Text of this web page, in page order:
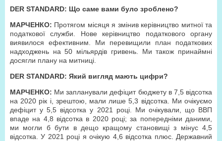
DER STANDARD: Що саме вами було зроблено?
МАРЧЕНКО: Протягом місяця я змінив керівництво митної та
податкової служби. Нове керівництво податкового органу
виявилося ефективним. Ми перевищили план податкових
надходжень на 50 мільярдів гривень. Ми також принаймні
досягли плану на митниці.
DER STANDARD: Який вигляд мають цифри?
МАРЧЕНКО: Ми запланували дефіцит бюджету в 7,5 відсотка
на 2020 рік і, зрештою, мали лише 5,3 відсотка. Ми очікуємо
дефіцит у 5,5 відсотка у 2021 році. Ми очікували, що ВВП
впаде на 4,8 відсотка в 2020 році; за попередніми даними,
ми могли б бути в дещо кращому становищі з мінус 4,5
відсотка. У 2021 році я очікую 4,6 відсотка плюс. Державний